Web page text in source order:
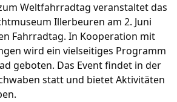
Weltfahrradtag veranstaltet das
Illerbeuren am 2. Juni
Fahrradtag. In Kooperation mit
wird ein vielseitiges Programm
geboten. Das Event findet in der
statt und bietet Aktivitäten